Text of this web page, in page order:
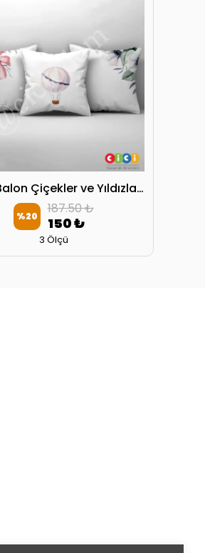
Uçan Balon Çiçekler ve Yıldızlar Kırlent Kılıfı
%20 187.50 ₺
150 ₺
3 Ölçü